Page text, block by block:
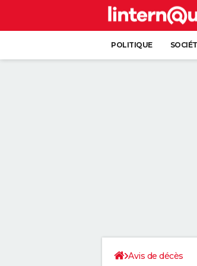
POLITIQUE
Avis de décès